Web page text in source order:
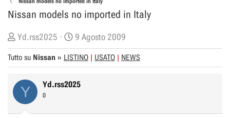
Nissan models no imported in Italy
C
r
e
t
Yd.rss2025
D
a
t
d
9 Agosto 2009
Tutto su Nissan » LISTINO USATO NEWS
Y Yd.rss2025
0